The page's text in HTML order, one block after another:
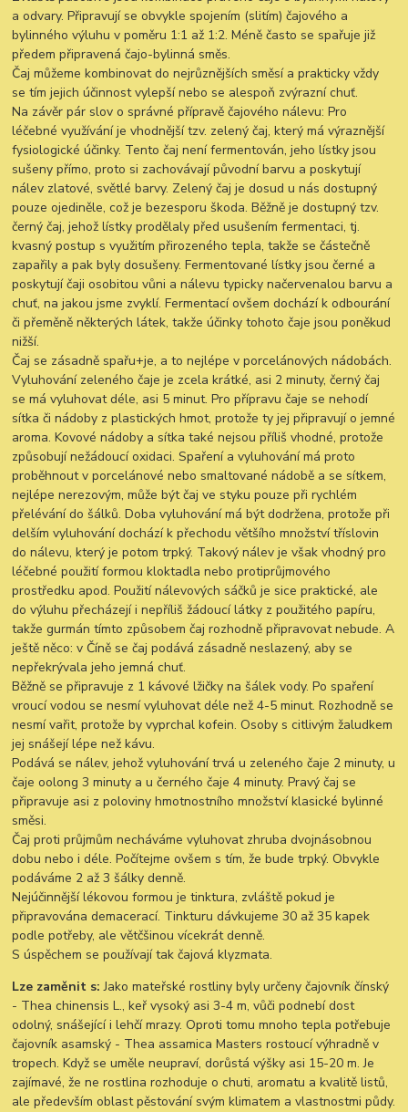
a odvary. Připravují se obvykle spojením (slitím) čajového a
bylinného výluhu v poměru 1:1 až 1:2. Méně často se spařuje již
předem připravená čajo-bylinná směs.
Čaj můžeme kombinovat do nejrůznějších směsí a prakticky vždy
se tím jejich účinnost vylepší nebo se alespoň zvýrazní chuť.
Na závěr pár slov o správné přípravě čajového nálevu: Pro
léčebné využívání je vhodnější tzv. zelený čaj, který má výraznější
fysiologické účinky. Tento čaj není fermentován, jeho lístky jsou
sušeny přímo, proto si zachovávají původní barvu a poskytují
nálev zlatové, světlé barvy. Zelený čaj je dosud u nás dostupný
pouze ojediněle, což je bezesporu škoda. Běžně je dostupný tzv.
černý čaj, jehož lístky prodělaly před usušením fermentaci, tj.
kvasný postup s využitím přirozeného tepla, takže se částečně
zapařily a pak byly dosušeny. Fermentované lístky jsou černé a
poskytují čaji osobitou vůni a nálevu typicky načervenalou barvu a
chuť, na jakou jsme zvyklí. Fermentací ovšem dochází k odbourání
či přeměně některých látek, takže účinky tohoto čaje jsou poněkud
nižší.
Čaj se zásadně spařu+je, a to nejlépe v porcelánových nádobách.
Vyluhování zeleného čaje je zcela krátké, asi 2 minuty, černý čaj
se má vyluhovat déle, asi 5 minut. Pro přípravu čaje se nehodí
sítka či nádoby z plastických hmot, protože ty jej připravují o jemné
aroma. Kovové nádoby a sítka také nejsou příliš vhodné, protože
způsobují nežádoucí oxidaci. Spaření a vyluhování má proto
proběhnout v porcelánové nebo smaltované nádobě a se sítkem,
nejlépe nerezovým, může být čaj ve styku pouze při rychlém
přelévání do šálků. Doba vyluhování má být dodržena, protože při
delším vyluhování dochází k přechodu většího množství tříslovin
do nálevu, který je potom trpký. Takový nálev je však vhodný pro
léčebné použití formou kloktadla nebo protiprůjmového
prostředku apod. Použití nálevových sáčků je sice praktické, ale
do výluhu přecházejí i nepříliš žádoucí látky z použitého papíru,
takže gurmán tímto způsobem čaj rozhodně připravovat nebude. A
ještě něco: v Číně se čaj podává zásadně neslazený, aby se
nepřekrývala jeho jemná chuť.
Běžně se připravuje z 1 kávové lžičky na šálek vody. Po spaření
vroucí vodou se nesmí vyluhovat déle než 4-5 minut. Rozhodně se
nesmí vařit, protože by vyprchal kofein. Osoby s citlivým žaludkem
jej snášejí lépe než kávu.
Podává se nálev, jehož vyluhování trvá u zeleného čaje 2 minuty, u
čaje oolong 3 minuty a u černého čaje 4 minuty. Pravý čaj se
připravuje asi z poloviny hmotnostního množství klasické bylinné
směsi.
Čaj proti průjmům necháváme vyluhovat zhruba dvojnásobnou
dobu nebo i déle. Počítejme ovšem s tím, že bude trpký. Obvykle
podáváme 2 až 3 šálky denně.
Nejúčinnější lékovou formou je tinktura, zvláště pokud je
připravována demacerací. Tinkturu dávkujeme 30 až 35 kapek
podle potřeby, ale větčšinou vícekrát denně.
S úspěchem se používají tak čajová klyzmata.
Lze zaměnit s: Jako mateřské rostliny byly určeny čajovník čínský
- Thea chinensis L., keř vysoký asi 3-4 m, vůči podnebí dost
odolný, snášející i lehčí mrazy. Oproti tomu mnoho tepla potřebuje
čajovník asamský - Thea assamica Masters rostoucí výhradně v
tropech. Když se uměle neupraví, dorůstá výšky asi 15-20 m. Je
zajímavé, že ne rostlina rozhoduje o chuti, aromatu a kvalitě listů,
ale především oblast pěstování svým klimatem a vlastnostmi půdy.